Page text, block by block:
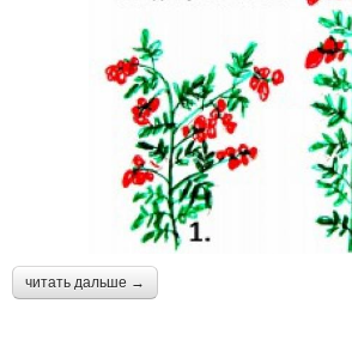
читать дальше →